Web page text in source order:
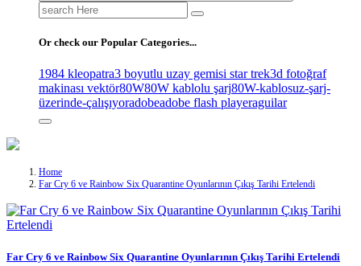
Search
for:
Or check our Popular Categories...
1984 kleopatra3 boyutlu uzay gemisi star trek3d fotoğraf
makinası vektör80W80W kablolu şarj80W-kablosuz-şarj-
üzerinde-çalışıyoradobeadobe flash playeraguilar
Home
Far Cry 6 ve Rainbow Six Quarantine Oyunlarının Çıkış Tarihi Ertelendi
Far Cry 6 ve Rainbow Six Quarantine Oyunlarının Çıkış Tarihi Ertelendi